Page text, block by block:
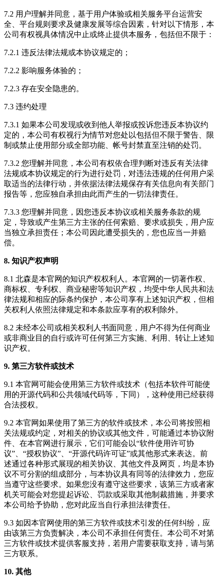
7.2 用户理解并同意，基于用户体验或相关服务平台运营安
全、平台规则要求及健康发展等综合因素，针对以下情形，本
公司有权视具体情况中止或终止提供本服务，包括但不限于：
7.2.1 违反法律法规或本协议规定的；
7.2.2 影响服务体验的；
7.2.3 存在安全隐患的。
7.3 违约处理
7.3.1 如果本公司发现或收到他人举报或投诉您违反本协议约
定的，本公司有权视行为情节对您处以包括但不限于警告、限
制或禁止使用部分或全部功能、帐号封禁直至注销的处罚。
7.3.2 您理解并同意，本公司有权依合理判断对违反有关法律
法规或本协议规定的行为进行处罚，对违法违规的任何用户采
取适当的法律行动，并依据法律法规保存有关信息向有关部门
报告等，您应独自承担由此而产生的一切法律责任。
7.3.3 您理解并同意，因您违反本协议或相关服务条款的规
定，导致或产生第三方主张的任何索赔、要求或损失，用户应
当独立承担责任；本公司因此遭受损失的，您也应当一并赔
偿。
8. 知识产权声明
8.1 北森是本官网的知识产权权利人。本官网的一切著作权、
商标权、专利权、商业秘密等知识产权，均受中华人民共和法
律法规和相应的际条约保护，本公司享有上述知识产权，但相
关权利人依照法律规定和本条款应享有的权利除外。
8.2 未经本公司或相关权利人书面同意，用户不得为任何商业
或非商业目的自行或许可任何第三方实施、利用、转让上述知
识产权。
9. 第三方软件或技术
9.1 本官网可能会使用第三方软件或技术（包括本软件可能使
用的开源代码和公共领域代码等，下同），这种使用已经获得
合法授权。
9.2 本官网如果使用了第三方的软件或技术，本公司将按照相
关法规或约定，对相关的协议或其他文件，可能通过本协议附
件、在本官网进行展示，它们可能会以“软件使用许可协
议”、“授权协议”、“开源代码许可证”或其他形式来表达。前
述通过各种形式展现的相关协议、其他文件及网页，均是本协
议不可分割的组成部分，与本协议具有同等的法律效力，您应
当遵守这些要求。如果您没有遵守这些要求，该第三方或者家
机关可能会对您提起诉讼、罚款或采取其他制裁措施，并要求
本公司给予协助，您对此应当自行承担法律责任。
9.3 如因本官网使用的第三方软件或技术引发的任何纠纷，应
由该第三方负责解决，本公司不承担任何责任。本公司不对第
三方软件或技术提供客服支持，若用户需要获取支持，请与第
三方联系。
10. 其他